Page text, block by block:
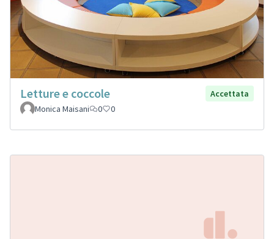
Letture e coccole
Accettata
Monica Maisani
0 0